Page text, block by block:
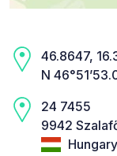
46.8647,
N
24 7455
9942
Hungary